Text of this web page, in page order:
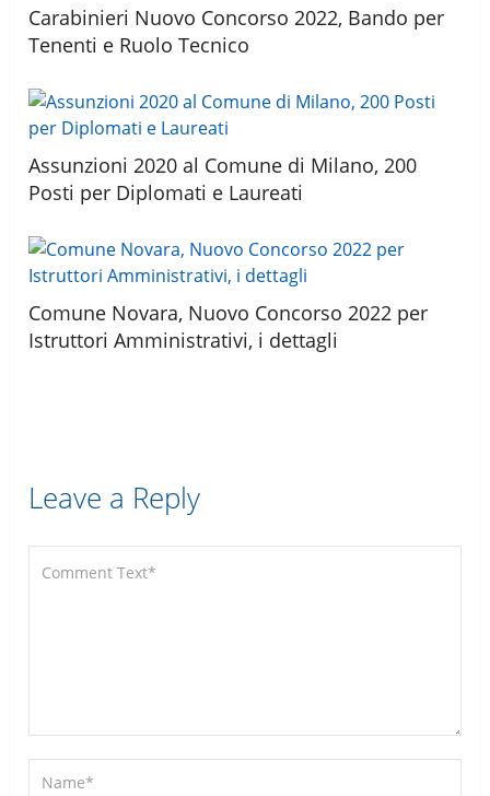
Carabinieri Nuovo Concorso 2022, Bando per
Tenenti e Ruolo Tecnico
Assunzioni 2020 al Comune di Milano, 200
Posti per Diplomati e Laureati
Comune Novara, Nuovo Concorso 2022 per
Istruttori Amministrativi, i dettagli
Leave a Reply